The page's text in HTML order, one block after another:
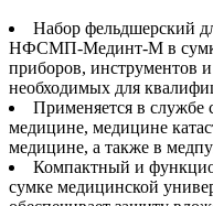
Набор фельдшерский
НФСМП-Мединт-М в сумке
приборов, инструментов
необходимых для
Применяется в службе
медицине, медицине
медицине, а также в
Компактный и
сумке медицинской